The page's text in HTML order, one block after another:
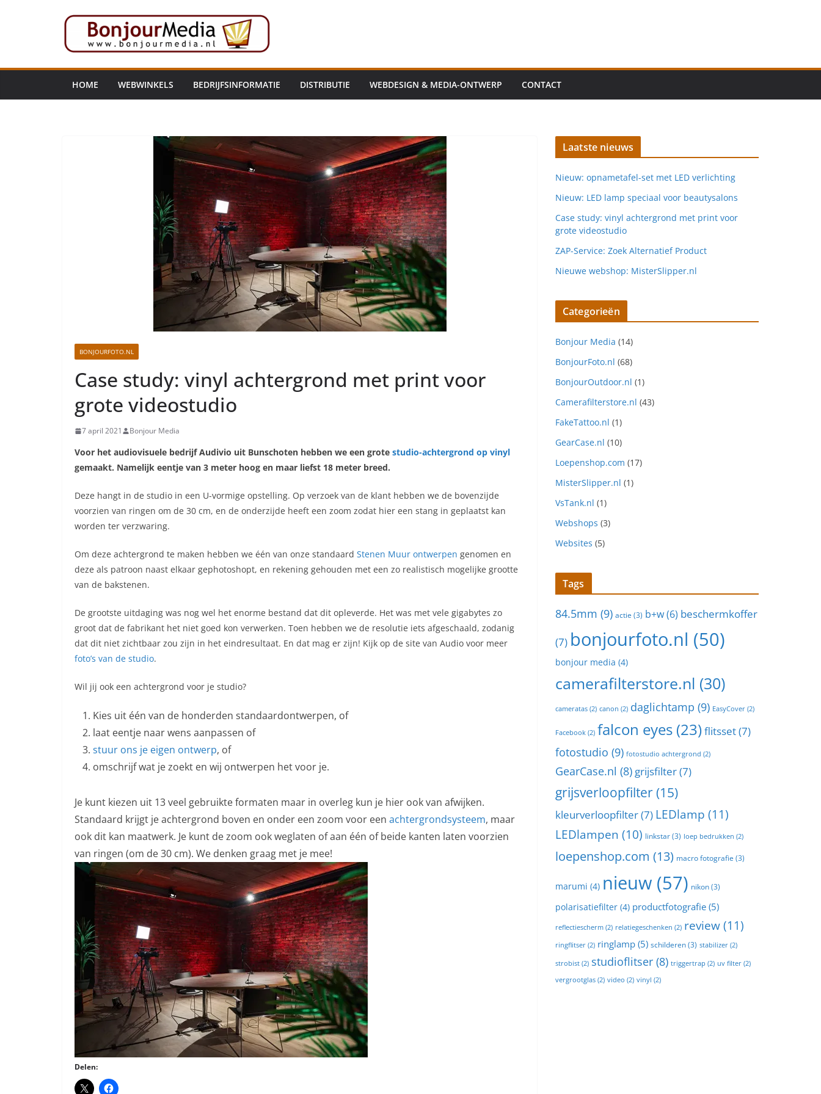
HOME WEBWINKELS BEDRIJFSINFORMATIE DISTRIBUTIE WEBDESIGN & MEDIA-ONTWERP CONTACT
BONJOURFOTO.NL
Case study: vinyl achtergrond met print voor
grote videostudio
7 april 2021 Bonjour Media
Voor het audiovisuele bedrijf Audivio uit Bunschoten hebben we een grote studio-achtergrond op vinyl
gemaakt. Namelijk eentje van 3 meter hoog en maar liefst 18 meter breed.
Deze hangt in de studio in een U-vormige opstelling. Op verzoek van de klant hebben we de bovenzijde
voorzien van ringen om de 30 cm, en de onderzijde heeft een zoom zodat hier een stang in geplaatst kan
worden ter verzwaring.
Om deze achtergrond te maken hebben we één van onze standaard Stenen Muur ontwerpen genomen en
deze als patroon naast elkaar gephotoshopt, en rekening gehouden met een zo realistisch mogelijke grootte
van de bakstenen.
De grootste uitdaging was nog wel het enorme bestand dat dit opleverde. Het was met vele gigabytes zo
groot dat de fabrikant het niet goed kon verwerken. Toen hebben we de resolutie iets afgeschaald, zodanig
dat dit niet zichtbaar zou zijn in het eindresultaat. En dat mag er zijn! Kijk op de site van Audio voor meer
foto’s van de studio.
Wil jij ook een achtergrond voor je studio?
Kies uit één van de honderden standaardontwerpen, of
laat eentje naar wens aanpassen of
stuur ons je eigen ontwerp, of
omschrijf wat je zoekt en wij ontwerpen het voor je.
Je kunt kiezen uit 13 veel gebruikte formaten maar in overleg kun je hier ook van afwijken.
Standaard krijgt je achtergrond boven en onder een zoom voor een achtergrondsysteem, maar
ook dit kan maatwerk. Je kunt de zoom ook weglaten of aan één of beide kanten laten voorzien
van ringen (om de 30 cm). We denken graag met je mee!
Delen:
Laatste nieuws
Nieuw: opnametafel-set met LED verlichting
Nieuw: LED lamp speciaal voor beautysalons
Case study: vinyl achtergrond met print voor
grote videostudio
ZAP-Service: Zoek Alternatief Product
Nieuwe webshop: MisterSlipper.nl
Categorieën
Bonjour Media (14)
BonjourFoto.nl (68)
BonjourOutdoor.nl (1)
Camerafilterstore.nl (43)
FakeTattoo.nl (1)
GearCase.nl (10)
Loepenshop.com (17)
MisterSlipper.nl (1)
VsTank.nl (1)
Webshops (3)
Websites (5)
Tags
84.5mm (9) actie (3) b+w(6) beschermkoffer
(7) bonjourfoto.nl (50)
bonjour media (4)
camerafilterstore.nl (30)
cameratas (2) canon (2) daglichtamp (9) EasyCover (2)
Facebook (2) falcon eyes (23)flitsset(7)
fotostudio (9) fotostudio achtergrond (2)
GearCase.nl (8) grijsfilter(7)
grijsverloopfilter(15)
kleurverloopfilter(7) LEDlamp (11)
LEDlampen (10) linkstar(3) loep bedrukken (2)
loepenshop.com (13) macro fotografie (3)
marumi (4) nieuw (57) nikon(3)
polarisatiefilter (4) productfotografie (5)
reflectiescherm (2) relatiegeschenken (2) review(11)
ringflitser (2) ringlamp (5) schilderen(3) stabilizer (2)
strobist (2) studioflitser (8) triggertrap (2) uv filter (2)
vergrootglas (2) video (2) vinyl (2)